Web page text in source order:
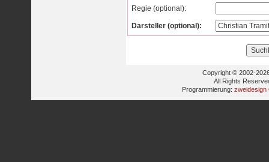
Regie (optional):
Darsteller (optional):
Copyright © 2002-
All Rights
Programmierung: zweidesign